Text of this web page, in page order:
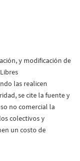
y modificación de
las realicen
se cite la fuente y
no comercial la
colectivos y
un costo de